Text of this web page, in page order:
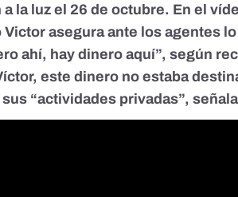
la luz el 26 de octubre. En el
Victor asegura ante los agentes
ahí, hay dinero aquí”,según
este dinero no estaba
“actividades privadas”,